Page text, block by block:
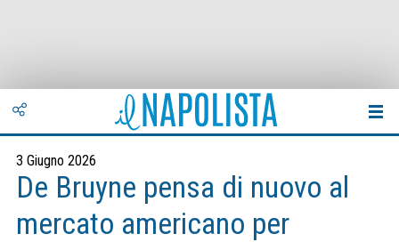
3 Giugno 2026
De Bruyne pensa di nuovo al
mercato americano per